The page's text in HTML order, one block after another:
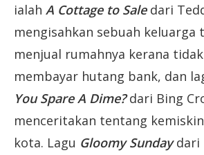
ialah A Cottage to Saledari
mengisahkan sebuah keluarga
menjual rumahnya kerana
membayar hutang bank, dan
You Spare A Dime?dari Bing
menceritakan tentang
kota. Lagu Gloomy Sundaydari